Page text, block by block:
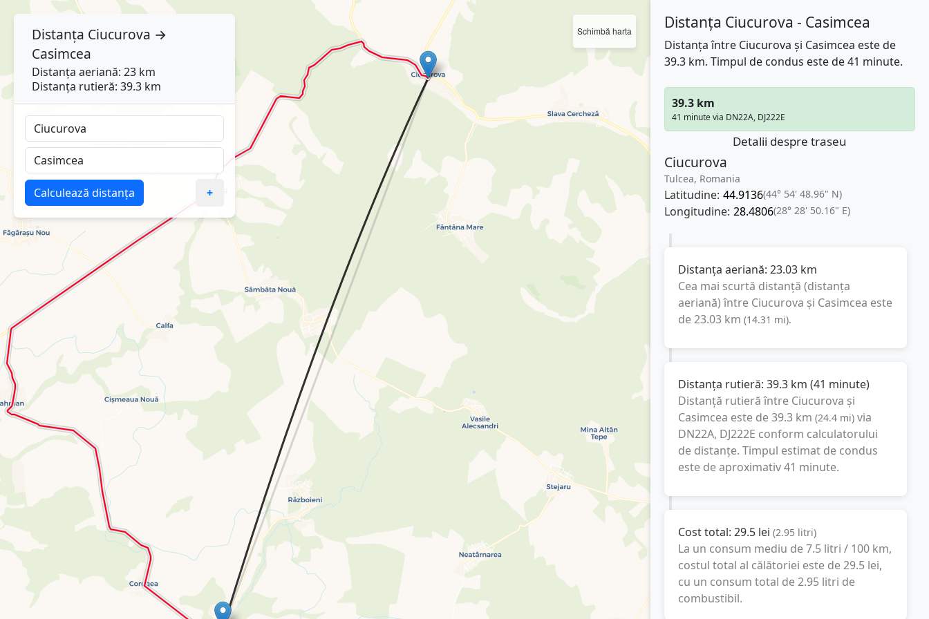
Schimbă harta Distanța Ciucurova - Casimcea
Distanța între Ciucurova și Casimcea este de
39.3 km. Timpul de condus este de 41 minute.
39.3 km
41 minute via DN22A, DJ222E
Detalii despre traseu
Ciucurova
Tulcea, Romania
Latitudine: 44.9136(44° 54' 48.96" N)
Longitudine: 28.4806(28° 28' 50.16" E)
Distanța aeriană: 23.03 km
Cea mai scurtă distanță (distanța
aeriană) între Ciucurova și Casimcea este
de23.03 km (14.31 mi).
Distanța rutieră: 39.3 km (41 minute)
Distanță rutieră între Ciucurova și
Casimcea este de39.3 km (24.4 mi) via
DN22A, DJ222E conform calculatorului
de distanțe. Timpul estimat de condus
este de aproximativ41 minute.
Cost total: 29.5 lei (2.95 litri)
La un consum mediu de7.5 litri / 100 km,
costul total al călătoriei este de29.5 lei,
cu un consum total de2.95 litri de
combustibil.
Distanța Ciucurova →
Casimcea
Distanța aeriană: 23 km
Distanța rutieră: 39.3 km
Calculează distanța +